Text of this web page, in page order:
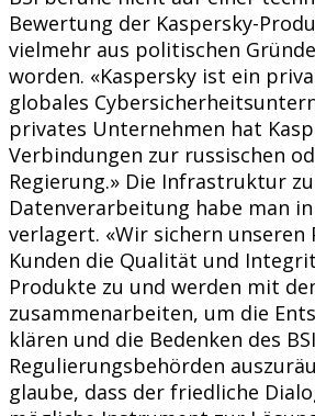
Bewertung der Kaspersky-
vielmehr aus politischen
worden. «Kaspersky ist ein
globales
privates Unternehmen hat
Verbindungen zur russischen
Regierung.» Die Infrastruktur
Datenverarbeitung habe man in
verlagert. «Wir sichern unseren
Kunden die Qualität und
Produkte zu und werden mit
zusammenarbeiten, um die
klären und die Bedenken des
Regulierungsbehörden
glaube, dass der friedliche